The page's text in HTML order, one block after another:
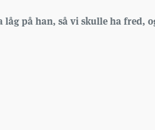
på han, så vi skulle ha fred,